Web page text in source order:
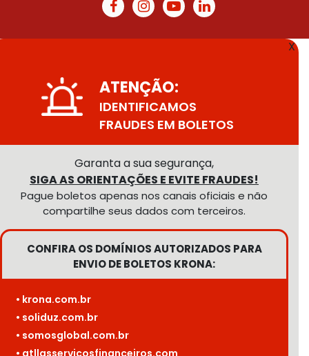
X
ATENÇÃO:
IDENTIFICAMOS
FRAUDES EM BOLETOS
Garanta a sua segurança,
SIGA AS ORIENTAÇÕES E EVITE FRAUDES!
Pague boletos apenas nos canais oficiais e não
compartilhe seus dados com terceiros.
CONFIRA OS DOMÍNIOS AUTORIZADOS PARA
ENVIO DE BOLETOS KRONA:
• krona.com.br
• soliduz.com.br
• somosglobal.com.br
• atllasservicosfinanceiros.com